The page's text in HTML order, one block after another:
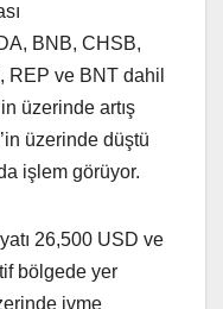
BNB, CHSB,
REP ve BNT dahil
üzerinde artış
üzerinde düştü
işlem görüyor.
26,500 USD ve
bölgede yer
ivme